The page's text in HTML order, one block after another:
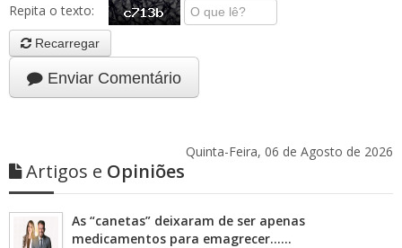
Repita o texto:
Recarregar
Enviar Comentário
Quinta-Feira, 06 de Agosto de 2026
Artigos e Opiniões
As “canetas” deixaram de ser apenas
medicamentos para emagrecer……